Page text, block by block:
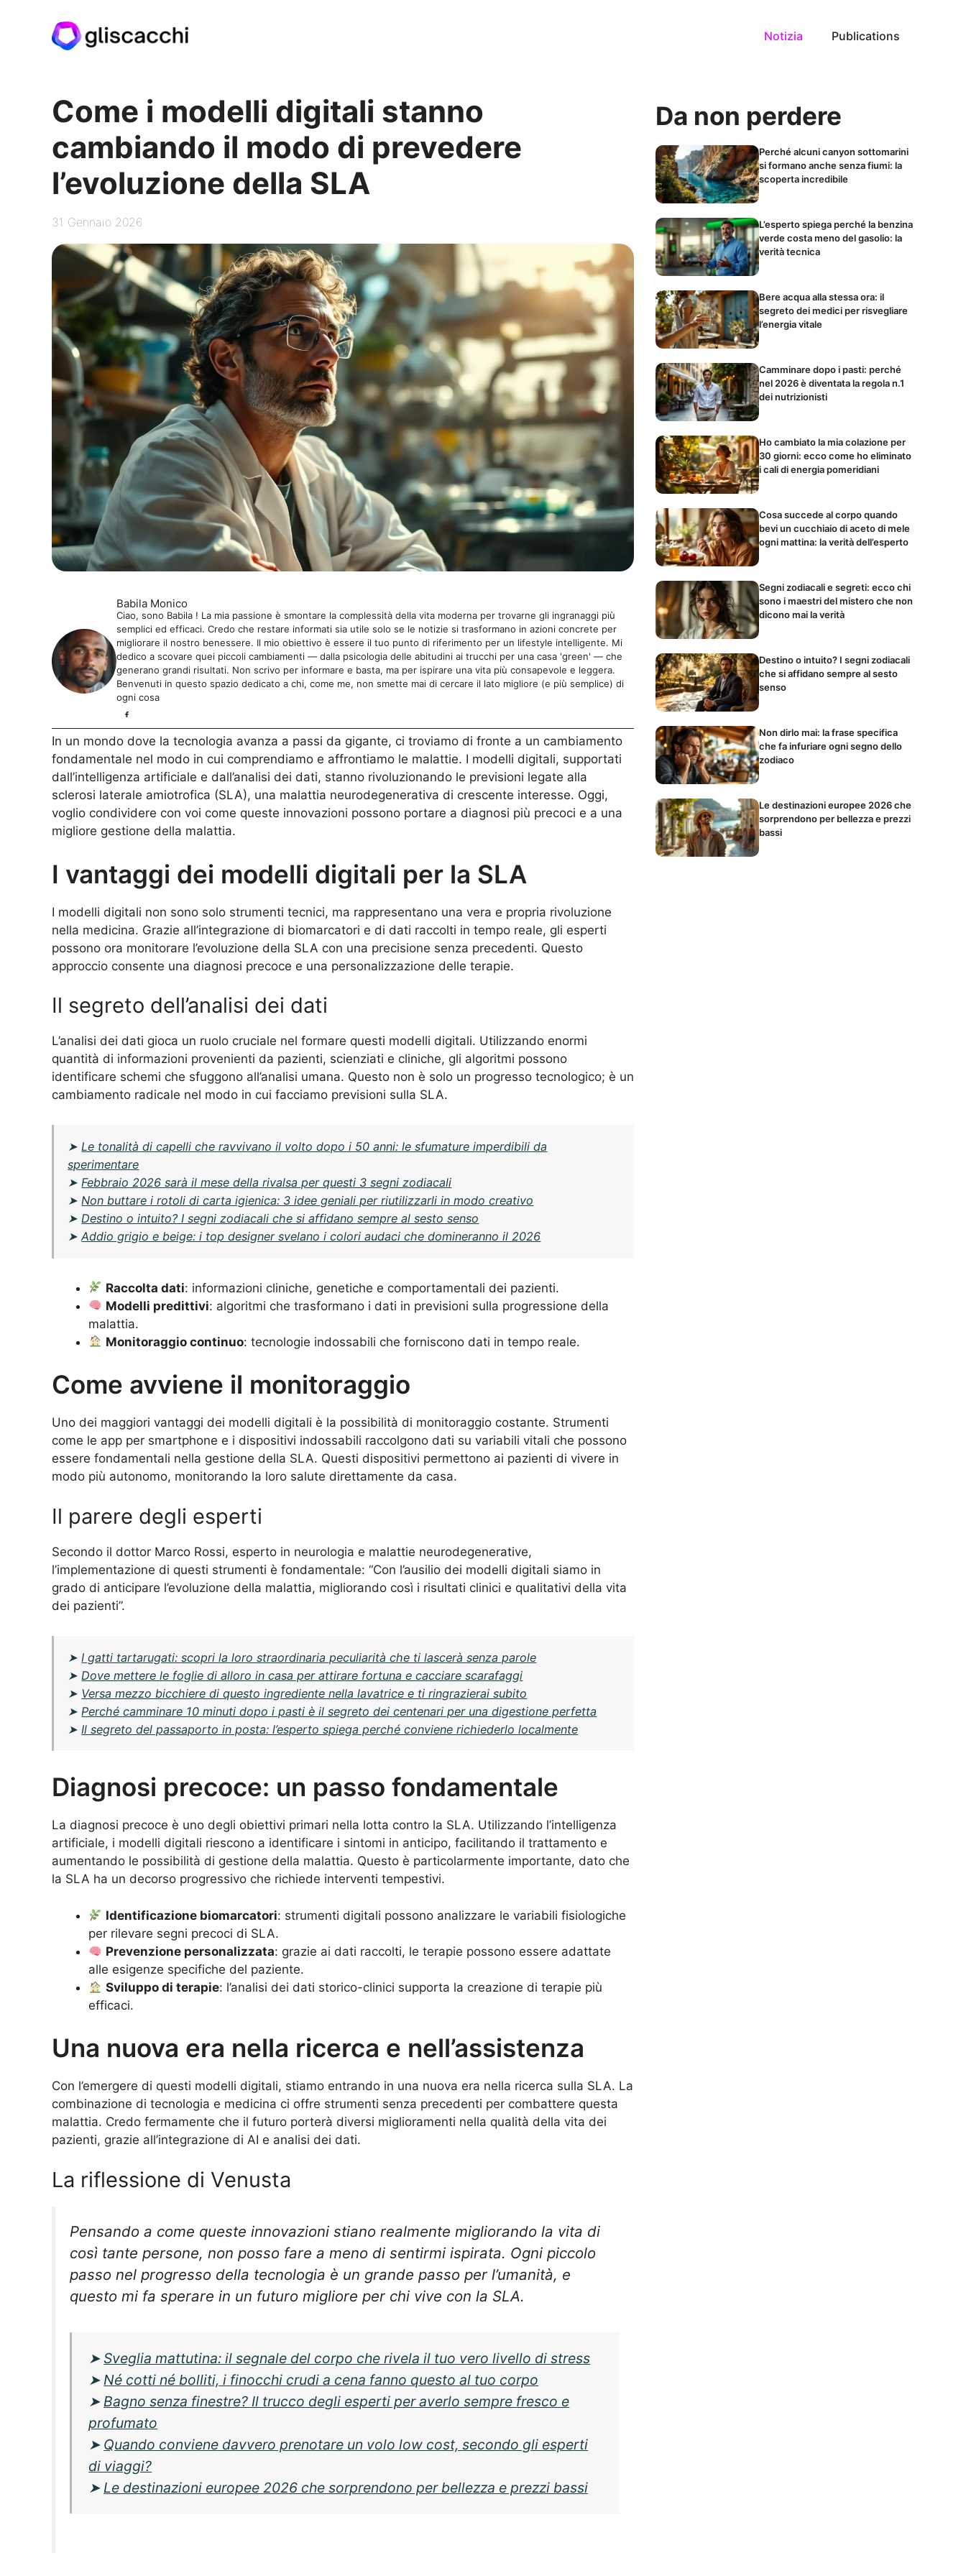
contenuto
Notizia Publications
Come i modelli digitali stanno
cambiando il modo di prevedere
l’evoluzione della SLA
31 Gennaio 2026
Babila Monico
Ciao, sono Babila ! La mia passione è smontare la complessità della vita moderna per trovarne gli ingranaggi più
semplici ed efficaci. Credo che restare informati sia utile solo se le notizie si trasformano in azioni concrete per
migliorare il nostro benessere. Il mio obiettivo è essere il tuo punto di riferimento per un lifestyle intelligente. Mi
dedico a scovare quei piccoli cambiamenti — dalla psicologia delle abitudini ai trucchi per una casa 'green' — che
generano grandi risultati. Non scrivo per informare e basta, ma per ispirare una vita più consapevole e leggera.
Benvenuti in questo spazio dedicato a chi, come me, non smette mai di cercare il lato migliore (e più semplice) di
ogni cosa
In un mondo dove la tecnologia avanza a passi da gigante, ci troviamo di fronte a un cambiamento
fondamentale nel modo in cui comprendiamo e affrontiamo le malattie. I modelli digitali, supportati
dall’intelligenza artificiale e dall’analisi dei dati, stanno rivoluzionando le previsioni legate alla
sclerosi laterale amiotrofica (SLA), una malattia neurodegenerativa di crescente interesse. Oggi,
voglio condividere con voi come queste innovazioni possono portare a diagnosi più precoci e a una
migliore gestione della malattia.
I vantaggi dei modelli digitali per la SLA
I modelli digitali non sono solo strumenti tecnici, ma rappresentano una vera e propria rivoluzione
nella medicina. Grazie all’integrazione di biomarcatori e di dati raccolti in tempo reale, gli esperti
possono ora monitorare l’evoluzione della SLA con una precisione senza precedenti. Questo
approccio consente una diagnosi precoce e una personalizzazione delle terapie.
Il segreto dell’analisi dei dati
L’analisi dei dati gioca un ruolo cruciale nel formare questi modelli digitali. Utilizzando enormi
quantità di informazioni provenienti da pazienti, scienziati e cliniche, gli algoritmi possono
identificare schemi che sfuggono all’analisi umana. Questo non è solo un progresso tecnologico; è un
cambiamento radicale nel modo in cui facciamo previsioni sulla SLA.
➤ Le tonalità di capelli che ravvivano il volto dopo i 50 anni: le sfumature imperdibili da
sperimentare
➤ Febbraio 2026 sarà il mese della rivalsa per questi 3 segni zodiacali
➤ Non buttare i rotoli di carta igienica: 3 idee geniali per riutilizzarli in modo creativo
➤ Destino o intuito? I segni zodiacali che si affidano sempre al sesto senso
➤Addio grigio e beige: i top designer svelano i colori audaci che domineranno il 2026
Raccolta dati: informazioni cliniche, genetiche e comportamentali dei pazienti.
Modelli predittivi: algoritmi che trasformano i dati in previsioni sulla progressione della
malattia.
Monitoraggio continuo: tecnologie indossabili che forniscono dati in tempo reale.
Come avviene il monitoraggio
Uno dei maggiori vantaggi dei modelli digitali è la possibilità di monitoraggio costante. Strumenti
come le app per smartphone e i dispositivi indossabili raccolgono dati su variabili vitali che possono
essere fondamentali nella gestione della SLA. Questi dispositivi permettono ai pazienti di vivere in
modo più autonomo, monitorando la loro salute direttamente da casa.
Il parere degli esperti
Secondo il dottor Marco Rossi, esperto in neurologia e malattie neurodegenerative,
l’implementazione di questi strumenti è fondamentale: “Con l’ausilio dei modelli digitali siamo in
grado di anticipare l’evoluzione della malattia, migliorando così i risultati clinici e qualitativi della vita
dei pazienti”.
➤ I gatti tartarugati: scopri la loro straordinaria peculiarità che ti lascerà senza parole
➤ Dove mettere le foglie di alloro in casa per attirare fortuna e cacciare scarafaggi
➤ Versa mezzo bicchiere di questo ingrediente nella lavatrice e ti ringrazierai subito
➤ Perché camminare 10 minuti dopo i pasti è il segreto dei centenari per una digestione perfetta
➤ Il segreto del passaporto in posta: l’esperto spiega perché conviene richiederlo localmente
Diagnosi precoce: un passo fondamentale
La diagnosi precoce è uno degli obiettivi primari nella lotta contro la SLA. Utilizzando l’intelligenza
artificiale, i modelli digitali riescono a identificare i sintomi in anticipo, facilitando il trattamento e
aumentando le possibilità di gestione della malattia. Questo è particolarmente importante, dato che
la SLA ha un decorso progressivo che richiede interventi tempestivi.
Identificazione biomarcatori: strumenti digitali possono analizzare le variabili fisiologiche
per rilevare segni precoci di SLA.
Prevenzione personalizzata: grazie ai dati raccolti, le terapie possono essere adattate
alle esigenze specifiche del paziente.
Sviluppo di terapie: l’analisi dei dati storico-clinici supporta la creazione di terapie più
efficaci.
Una nuova era nella ricerca e nell’assistenza
Con l’emergere di questi modelli digitali, stiamo entrando in una nuova era nella ricerca sulla SLA. La
combinazione di tecnologia e medicina ci offre strumenti senza precedenti per combattere questa
malattia. Credo fermamente che il futuro porterà diversi miglioramenti nella qualità della vita dei
pazienti, grazie all’integrazione di AI e analisi dei dati.
La riflessione di Venusta
Pensando a come queste innovazioni stiano realmente migliorando la vita di
così tante persone, non posso fare a meno di sentirmi ispirata. Ogni piccolo
passo nel progresso della tecnologia è un grande passo per l’umanità, e
questo mi fa sperare in un futuro migliore per chi vive con la SLA.
➤ Sveglia mattutina: il segnale del corpo che rivela il tuo vero livello di stress
➤Né cotti né bolliti, i finocchi crudi a cena fanno questo al tuo corpo
➤Bagno senza finestre? Il trucco degli esperti per averlo sempre fresco e
profumato
➤ Quando conviene davvero prenotare un volo low cost, secondo gli esperti
di viaggi?
➤Le destinazioni europee 2026 che sorprendono per bellezza e prezzi bassi
Da non perdere
Perché alcuni canyon sottomarini
si formano anche senza fiumi: la
scoperta incredibile
L’esperto spiega perché la benzina
verde costa meno del gasolio: la
verità tecnica
Bere acqua alla stessa ora: il
segreto dei medici per risvegliare
l’energia vitale
Camminare dopo i pasti: perché
nel 2026 è diventata la regola n.1
dei nutrizionisti
Ho cambiato la mia colazione per
30 giorni: ecco come ho eliminato
i cali di energia pomeridiani
Cosa succede al corpo quando
bevi un cucchiaio di aceto di mele
ogni mattina: la verità dell’esperto
Segni zodiacali e segreti: ecco chi
sono i maestri del mistero che non
dicono mai la verità
Destino o intuito? I segni zodiacali
che si affidano sempre al sesto
senso
Non dirlo mai: la frase specifica
che fa infuriare ogni segno dello
zodiaco
Le destinazioni europee 2026 che
sorprendono per bellezza e prezzi
bassi